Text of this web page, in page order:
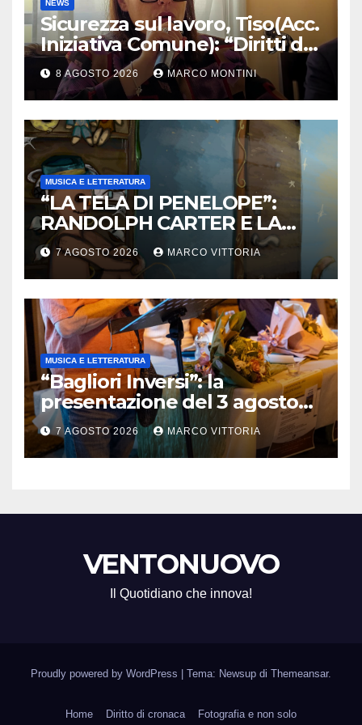
NEWS
Sicurezza sul lavoro, Tiso(Acc.
Iniziativa Comune): “Diritti da
tutelare ogni giorno”
8 AGOSTO 2026 MARCO MONTINI
MUSICA E LETTERATURA
“LA TELA DI PENELOPE”:
RANDOLPH CARTER E LA
ROTTURA CHE DIVENTA
LIBERTÀ
7 AGOSTO 2026 MARCO VITTORIA
MUSICA E LETTERATURA
“Bagliori Inversi”: la
presentazione del 3 agosto
2026 a Pietragalla
7 AGOSTO 2026 MARCO VITTORIA
VENTONUOVO
Il Quotidiano che innova!
Proudly powered by WordPress Tema: Newsup di Themeansar.
Home Diritto di cronaca Fotografia e non solo